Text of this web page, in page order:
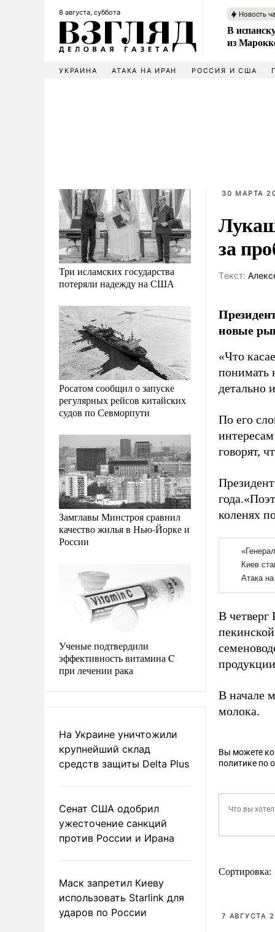
8 августа, суббота Новость
В
из
УКРАИНА АТАКА НА ИРАН РОССИЯ И США
Три исламских государства
потеряли надежду на США
Росатом сообщил о запуске
регулярных рейсов китайских
судов по Севморпути
Замглавы Минстроя сравнил
качество жилья в Нью-Йорке и
России
Ученые подтвердили
эффективность витамина C
при лечении рака
На Украине уничтожили
крупнейший склад
средств защиты Delta Plus
Сенат США одобрил
ужесточение санкций
против России и Ирана
Маск запретил Киеву
использовать Starlink для
ударов по России
30 МАРТА
за
Tекст:
новые
«Что
понимать
детально
По его
говорят,
коленях
В четверг
В начале
молока.
Вы можете
политике по
Сортировка:
7 АВГУСТА